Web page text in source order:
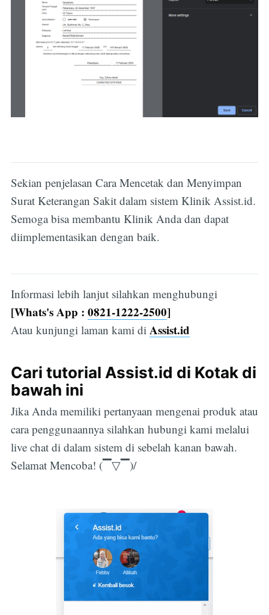
Sekian penjelasan Cara Mencetak dan Menyimpan
Surat Keterangan Sakit dalam sistem Klinik Assist.id.
Semoga bisa membantu Klinik Anda dan dapat
diimplementasikan dengan baik.
Informasi lebih lanjut silahkan menghubungi
[Whats's App : 0821-1222-2500]
Atau kunjungi laman kami di Assist.id
Cari tutorial Assist.id di Kotak di
bawah ini
Jika Anda memiliki pertanyaan mengenai produk atau
cara penggunaannya silahkan hubungi kami melalui
live chat di dalam sistem di sebelah kanan bawah.
Selamat Mencoba! (▔▽▔)/